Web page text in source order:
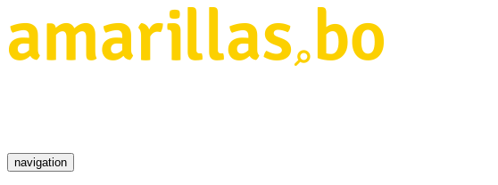
navigation